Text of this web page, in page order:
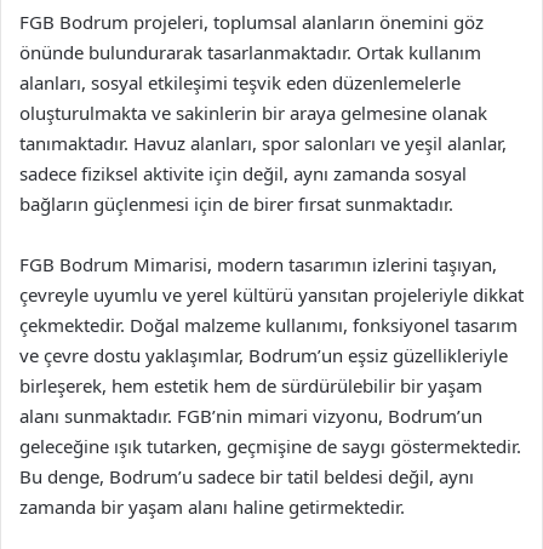
FGB Bodrum projeleri, toplumsal alanların önemini göz
önünde bulundurarak tasarlanmaktadır. Ortak kullanım
alanları, sosyal etkileşimi teşvik eden düzenlemelerle
oluşturulmakta ve sakinlerin bir araya gelmesine olanak
tanımaktadır. Havuz alanları, spor salonları ve yeşil alanlar,
sadece fiziksel aktivite için değil, aynı zamanda sosyal
bağların güçlenmesi için de birer fırsat sunmaktadır.
FGB Bodrum Mimarisi, modern tasarımın izlerini taşıyan,
çevreyle uyumlu ve yerel kültürü yansıtan projeleriyle dikkat
çekmektedir. Doğal malzeme kullanımı, fonksiyonel tasarım
ve çevre dostu yaklaşımlar, Bodrum’un eşsiz güzellikleriyle
birleşerek, hem estetik hem de sürdürülebilir bir yaşam
alanı sunmaktadır. FGB’nin mimari vizyonu, Bodrum’un
geleceğine ışık tutarken, geçmişine de saygı göstermektedir.
Bu denge, Bodrum’u sadece bir tatil beldesi değil, aynı
zamanda bir yaşam alanı haline getirmektedir.